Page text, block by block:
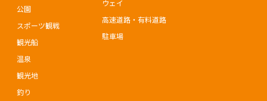
公園
スポーツ観戦
観光船
温泉
観光地
釣り
ウェイ
高速道路・有料道路
駐車場